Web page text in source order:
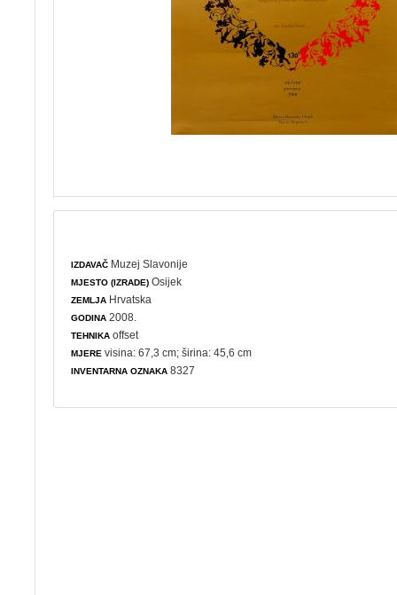
IZDAVAČ Muzej Slavonije
MJESTO (IZRADE) Osijek
ZEMLJA Hrvatska
GODINA 2008.
TEHNIKA offset
MJERE visina: 67,3 cm; širina: 45,6 cm
INVENTARNA OZNAKA 8327